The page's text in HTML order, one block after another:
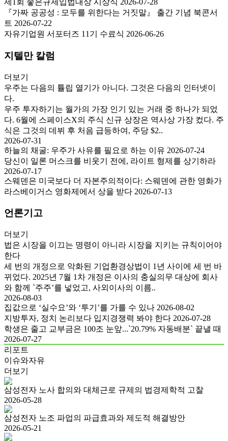
제1회 좋은규제입법대상 시상식 2026-07-28
『가짜 공공성 : 모두를 위한다는 거짓말』 출간 기념 북콘서
트 2026-07-22
자유기업원 서포터즈 11기 수료식 2026-06-26
지텔만 칼럼
더보기
우주는 다음의 튤립 열기가 아니다. 그것은 다음의 인터넷이
다.
우주 투자하기는 월가의 가장 인기 있는 거래 중 하나가 되었
다. 6월에 스페이스X의 주식 신규 상장은 역사상 가장 컸다. 주
식은 그것의 데뷔 후 처음 급등하여, 주당 $2..
2026-07-31
하늘의 채굴: 우주가 사유를 필요로 하는 이유 2026-07-24
당신이 일론 머스크를 비웃기 전에, 라이트 형제를 상기하라
2026-07-17
스웨덴은 미국보다 더 자본주의적이다: 스웨덴에 관한 영화가
라스베이거스 영화제에서 상을 받다 2026-07-13
언론기고
더보기
법은 시장을 이끄는 명령이 아니라 시장을 지키는 규칙이어야
한다
세 번의 개정으로 악화된 기업환경상법이 1년 사이에 세 번 바
뀌었다. 2025년 7월 1차 개정은 이사의 충실의무 대상에 회사
와 함께 `주주’를 넣었고, 사외이사의 이름..
2026-08-03
집값으로 ‘실수요’와 ‘투기’를 가를 수 있나 2026-08-02
지방투자, 정치 논리보다 입지경쟁력 봐야 한다 2026-07-28
학생은 줄고 교부금은 100조 눈앞...`20.79% 자동배분` 끝낼 때
2026-07-27
리포트
이슈와자유
더보기
삼성전자 노사 합의와 대체근로 규제의 법경제학적 고찰
2026-05-28
삼성전자 노조 파업의 파급효과와 제도적 해결방안
2026-05-21